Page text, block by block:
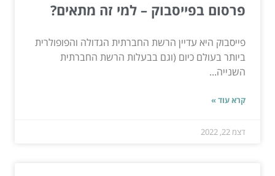
פרסום בפייסבוק – למי זה מתאים?
פייסבוק היא עדיין הרשת החברתית הגדולה והפופולרית
ביותר בעולם כיום (וגם בבעלות הרשת החברתית
השנייה...
קרא עוד »
דצמ 22, 2022